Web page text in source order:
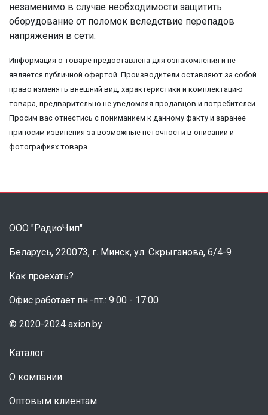
незаменимо в случае необходимости защитить
оборудование от поломок вследствие перепадов
напряжения в сети.
Информация о товаре предоставлена для ознакомления и не
является публичной офертой. Производители оставляют за собой
право изменять внешний вид, характеристики и комплектацию
товара, предварительно не уведомляя продавцов и потребителей.
Просим вас отнестись с пониманием к данному факту и заранее
приносим извинения за возможные неточности в описании и
фотографиях товара.
ООО "РадиоЧип"
Беларусь, 220073, г. Минск, ул. Скрыганова, 6/4-9
Как проехать?
Офис работает пн.-пт.: 9:00 - 17:00
© 2020-2024 axion.by
Каталог
О компании
Оптовым клиентам